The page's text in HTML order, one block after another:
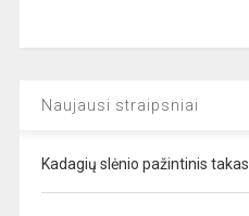
Naujausi straipsniai
Kadagių slėnio pažintinis takas